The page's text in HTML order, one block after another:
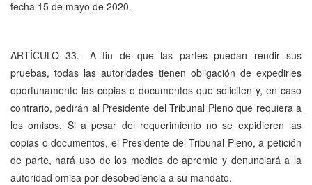
fecha 15 de mayo de 2020.
ARTÍCULO 33.- A fin de que las partes puedan rendir sus
pruebas, todas las autoridades tienen obligación de expedirles
oportunamente las copias o documentos que soliciten y, en caso
contrario, pedirán al Presidente del Tribunal Pleno que requiera a
los omisos. Si a pesar del requerimiento no se expidieren las
copias o documentos, el Presidente del Tribunal Pleno, a petición
de parte, hará uso de los medios de apremio y denunciará a la
autoridad omisa por desobediencia a su mandato.